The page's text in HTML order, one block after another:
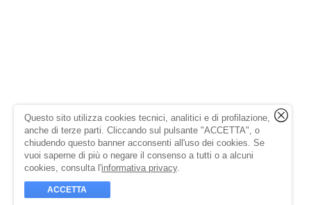
Questo sito utilizza cookies tecnici, analitici e di profilazione,
anche di terze parti. Cliccando sul pulsante "ACCETTA", o
chiudendo questo banner acconsenti all'uso dei cookies. Se
vuoi saperne di più o negare il consenso a tutti o a alcuni
cookies, consulta l'informativa privacy.
ACCETTA